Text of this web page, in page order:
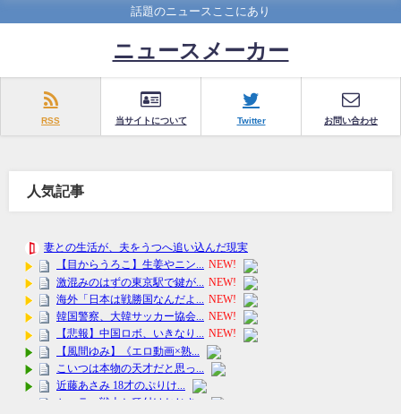
話題のニュースここにあり
ニュースメーカー
RSS 当サイトについて Twitter お問い合わせ
人気記事